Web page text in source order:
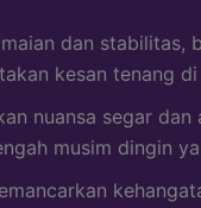
dan stabilitas,
kesan tenang
nuansa segar dan
musim dingin